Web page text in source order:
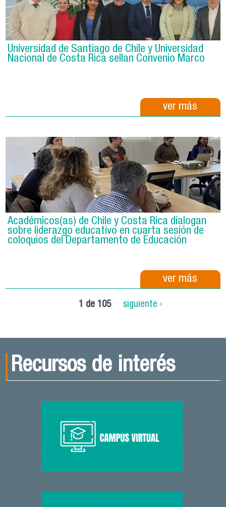
Universidad de Santiago de Chile y Universidad
Nacional de Costa Rica sellan Convenio Marco
ver más
Académicos(as) de Chile y Costa Rica dialogan
sobre liderazgo educativo en cuarta sesión de
coloquios del Departamento de Educación
ver más
1 de 105 siguiente ›
Recursos de interés